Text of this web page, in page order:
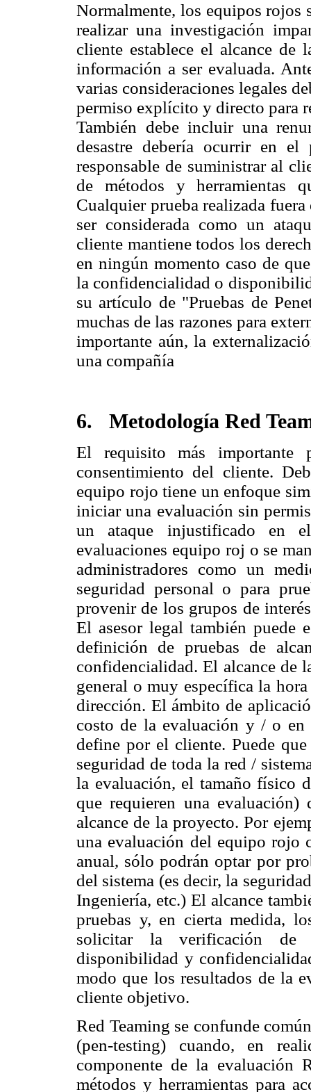
Normalmente, los equipos rojos
realizar una investigación
cliente establece el alcance de
información a ser evaluada.
varias consideraciones legales
permiso explícito y directo para
También debe incluir una
desastre debería ocurrir en
responsable de suministrar al
de métodos y herramientas
Cualquier prueba realizada
ser considerada como un
cliente mantiene todos los
en ningún momento caso de
la confidencialidad o
su artículo de "Pruebas de
muchas de las razones para
importante aún, la
una compañía
6. Metodología Red
El requisito más
consentimiento del cliente.
equipo rojo tiene un enfoque
iniciar una evaluación sin
un ataque injustificado en
evaluaciones equipo roj o se
administradores como un
seguridad personal o para
provenir de los grupos de
El asesor legal también puede
definición de pruebas de
confidencialidad. El alcance de
general o muy específica la
dirección. El ámbito de
costo de la evaluación y / o
define por el cliente. Puede
seguridad de toda la red /
la evaluación, el tamaño físico
que requieren una
alcance de la proyecto. Por
una evaluación del equipo rojo
anual, sólo podrán optar por
del sistema (es decir, la
Ingeniería, etc.) El alcance
pruebas y, en cierta medida,
solicitar la verificación de
disponibilidad y
modo que los resultados de la
cliente objetivo.
Red Teaming se confunde
(pen-testing) cuando, en
componente de la evaluación
métodos y herramientas para